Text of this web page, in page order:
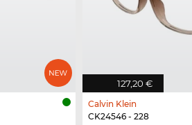
127,20 €
Calvin Klein
CK24546 - 228